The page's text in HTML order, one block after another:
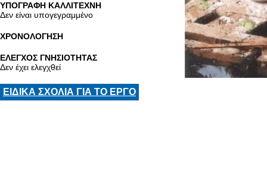
ΥΠΟΓΡΑΦΗ ΚΑΛΛΙΤΕΧΝΗ
Δεν είναι υπογεγραμμένο
ΧΡΟΝΟΛΟΓΗΣΗ
ΕΛΕΓΧΟΣ ΓΝΗΣΙΟΤΗΤΑΣ
Δεν έχει ελεγχθεί
ΕΙΔΙΚΑ ΣΧΟΛΙΑ ΓΙΑ ΤΟ ΕΡΓΟ